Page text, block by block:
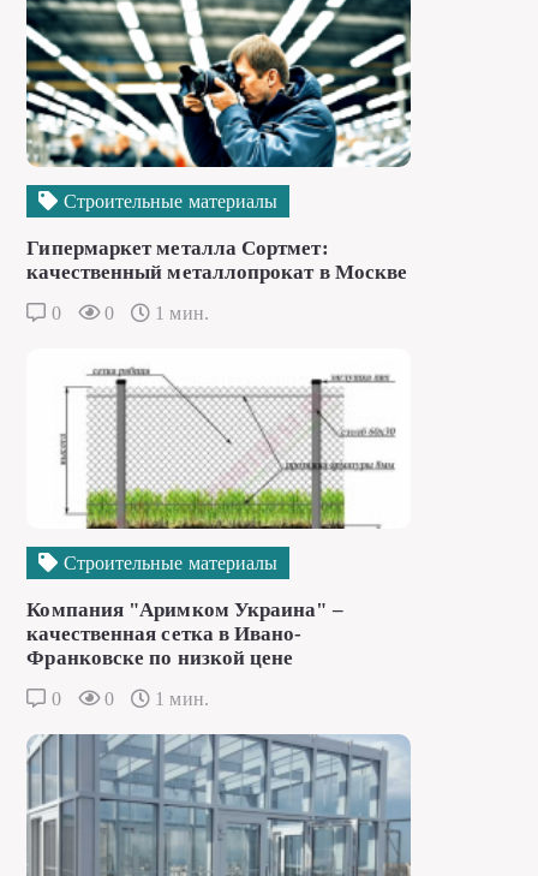
Строительные материалы
Гипермаркет металла Сортмет:
качественный металлопрокат в Москве
0 0 1 мин.
Строительные материалы
Компания "Аримком Украина" –
качественная сетка в Ивано-
Франковске по низкой цене
0 0 1 мин.